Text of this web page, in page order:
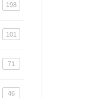
198
101
71
46